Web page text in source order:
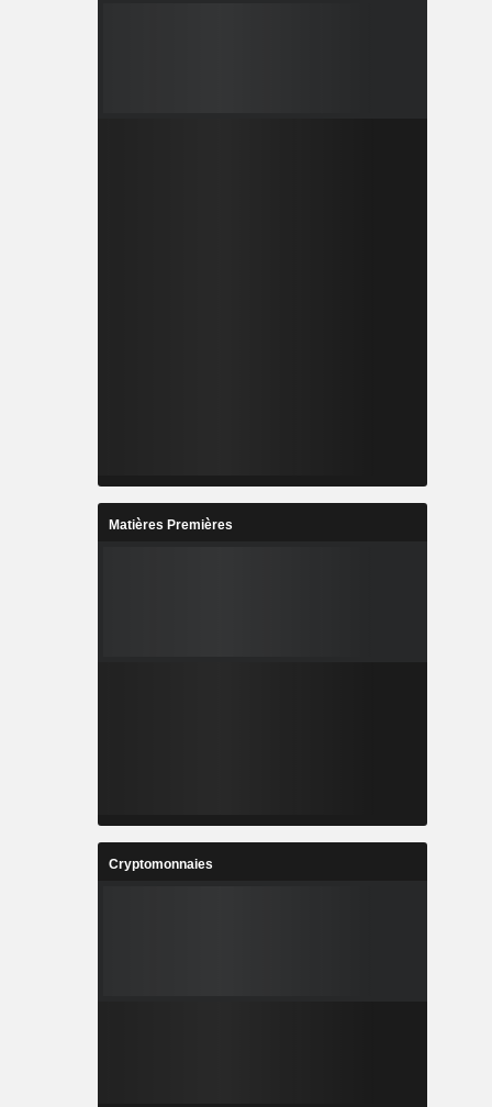
Matières Premières
Cryptomonnaies